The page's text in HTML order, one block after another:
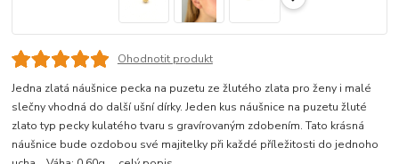
Ohodnotit produkt
Jedna zlatá náušnice pecka na puzetu ze žlutého zlata pro ženy i malé
slečny vhodná do další ušní dírky. Jeden kus náušnice na puzetu žluté
zlato typ pecky kulatého tvaru s gravírovaným zdobením. Tato krásná
náušnice bude ozdobou své majitelky při každé příležitosti do jednoho